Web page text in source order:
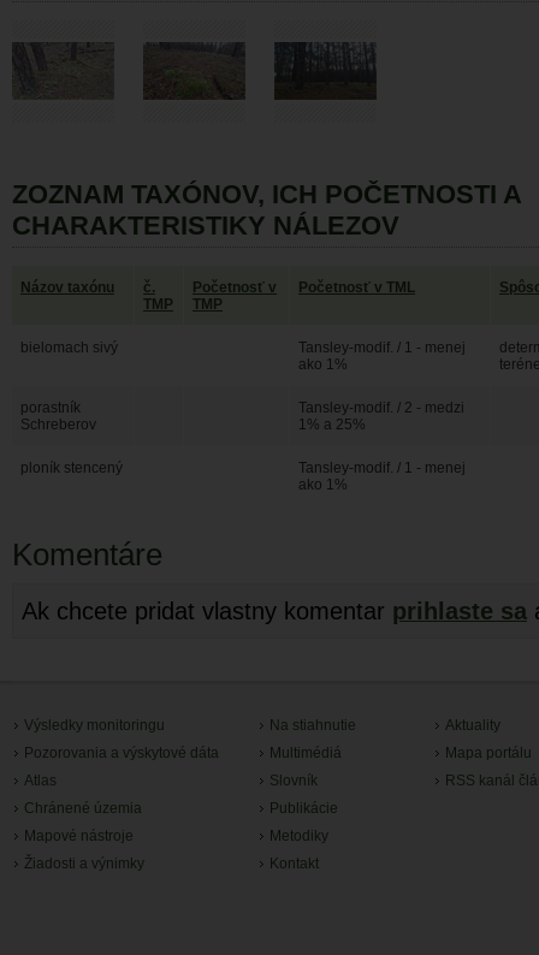
ZOZNAM TAXÓNOV, ICH POČETNOSTI A
CHARAKTERISTIKY NÁLEZOV
Názov taxónu
č.
TMP
Početnosť v
TMP
Početnosť v TML
bielomach sivý
Tansley-modif. / 1 - menej
ako 1%
porastník
Schreberov
Tansley-modif. / 2 - medzi
1% a 25%
ploník stencený
Tansley-modif. / 1 - menej
ako 1%
Komentáre
Ak chcete pridat vlastny komentar prihlaste sa
Výsledky monitoringu
Pozorovania a výskytové dáta
Atlas
Chránené územia
Mapové nástroje
Žiadosti a výnimky
Na stiahnutie
Multimédiá
Slovník
Publikácie
Metodiky
Kontakt
Aktuality
Mapa portálu
RSS kanál